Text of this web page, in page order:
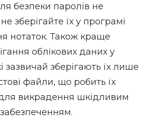
безпеки паролів не
зберігайте їх у програмі
нотаток. Також краще
облікових даних у
зазвичай зберігають їх лише
файли, що робить їх
викрадення шкідливим